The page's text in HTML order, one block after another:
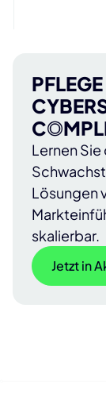
PFLEGE
Lernen
Lösungen
skalierbar.
Jetzt in